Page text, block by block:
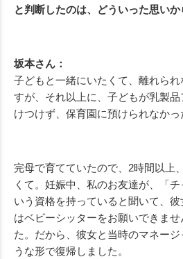
と判断したのは、どういった思いか
坂本さん：
子どもと一緒にいたくて、離れら
すが、それ以上に、子どもが乳製
けつけず、保育園に預けられなかっ
完母で育てていたので、2時間以上
くて。妊娠中、私のお友達が、「
いう資格を持っていると聞いて、
はベビーシッターをお願いできま
た。だから、彼女と当時のマネージ
うな形で復帰しました。